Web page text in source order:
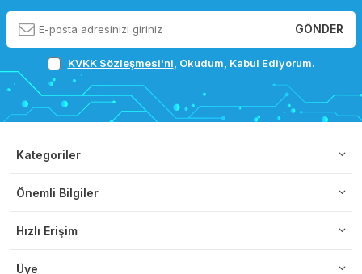
GÖNDER
KVKK Sözleşmesi'ni , Okudum, Kabul Ediyorum.
Kategoriler
Önemli Bilgiler
Hızlı Erişim
Üye